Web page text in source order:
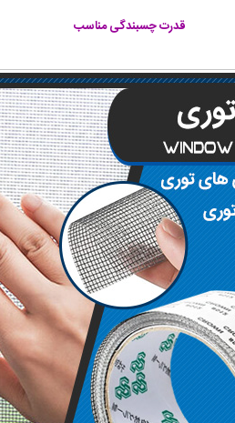
قدرت چسبندگی مناسب